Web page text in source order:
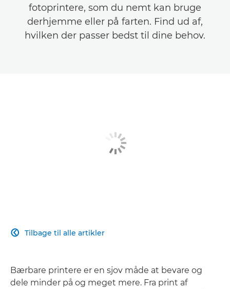
fotoprintere, som du nemt kan bruge
derhjemme eller på farten. Find ud af,
hvilken der passer bedst til dine behov.
Tilbage til alle artikler

Bærbare printere er en sjov måde at bevare og
dele minder på og meget mere. Fra print af